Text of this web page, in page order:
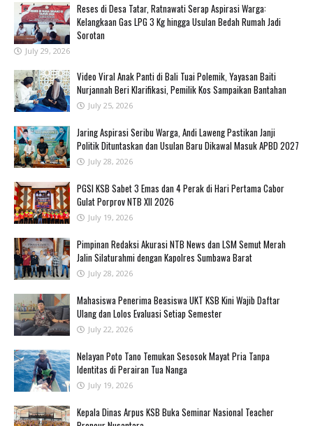
Reses di Desa Tatar, Ratnawati Serap Aspirasi Warga:
Kelangkaan Gas LPG 3 Kg hingga Usulan Bedah Rumah Jadi
Sorotan
July 29, 2026
‎Video Viral Anak Panti di Bali Tuai Polemik, Yayasan Baiti
Nurjannah Beri Klarifikasi, Pemilik Kos Sampaikan Bantahan ‎
July 25, 2026
Jaring Aspirasi Seribu Warga, Andi Laweng Pastikan Janji
Politik Dituntaskan dan Usulan Baru Dikawal Masuk APBD 2027
July 28, 2026
PGSI KSB Sabet 3 Emas dan 4 Perak di Hari Pertama Cabor
Gulat Porprov NTB XII 2026 ‎
July 19, 2026
Pimpinan Redaksi Akurasi NTB News dan LSM Semut Merah
Jalin Silaturahmi dengan Kapolres Sumbawa Barat
July 28, 2026
Mahasiswa Penerima Beasiswa UKT KSB Kini Wajib Daftar
Ulang dan Lolos Evaluasi Setiap Semester
July 22, 2026
‎Nelayan Poto Tano Temukan Sesosok Mayat Pria Tanpa
Identitas di Perairan Tua Nanga ‎
July 19, 2026
Kepala Dinas Arpus KSB Buka Seminar Nasional Teacher